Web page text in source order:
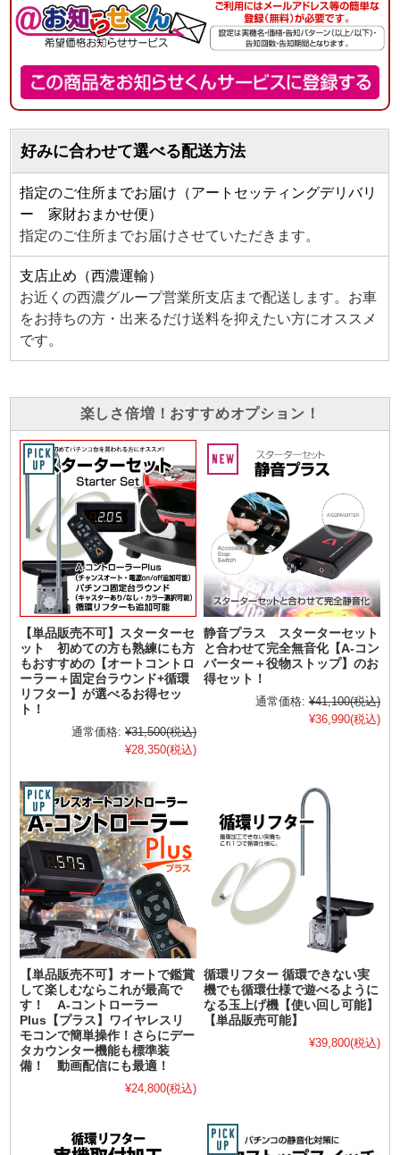
好みに合わせて選べる配送方法
指定のご住所までお届け（アートセッティングデリバリ
ー 家財おまかせ便）
指定のご住所までお届けさせていただきます。
支店止め（西濃運輸）
お近くの西濃グループ営業所支店まで配送します。お車
をお持ちの方・出来るだけ送料を抑えたい方にオススメ
です。
楽しさ倍増！おすすめオプション！
【単品販売不可】スターターセ
ット 初めての方も熟練にも方
もおすすめの【オートコントロ
ーラー＋固定台ラウンド+循環
リフター】が選べるお得セッ
ト！
通常価格: ¥31,500(税込)
¥28,350(税込)
静音プラス スターターセット
と合わせて完全無音化【A-コン
バーター＋役物ストップ】のお
得セット！
通常価格: ¥41,100(税込)
¥36,990(税込)
【単品販売不可】オートで鑑賞
して楽しむならこれが最高で
す！ A-コントローラー
Plus【プラス】ワイヤレスリ
モコンで簡単操作！さらにデー
タカウンター機能も標準装
備！ 動画配信にも最適！
¥24,800(税込)
循環リフター 循環できない実
機でも循環仕様で遊べるように
なる玉上げ機【使い回し可能】
【単品販売可能】
¥39,800(税込)